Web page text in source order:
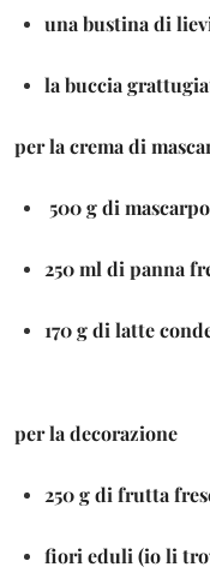
una bustina di
la buccia
per la crema di
500 g di
250 ml di panna
170 g di latte
per la decorazione
250 g di frutta
fiori eduli (io li